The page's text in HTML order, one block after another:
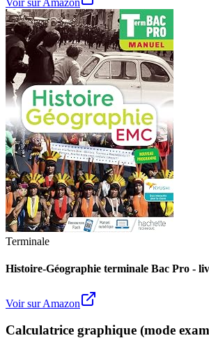
Voir sur Amazon
Terminale
Histoire-Géographie terminale Bac Pro -
Voir sur Amazon
Calculatrice graphique (mode